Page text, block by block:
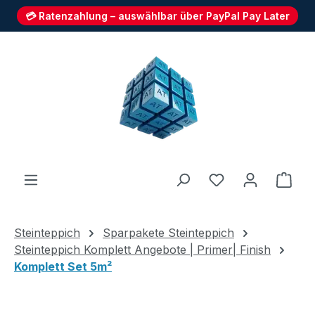
💳 Ratenzahlung – auswählbar über PayPal Pay Later
Du hast 0
Steinteppich
Sparpakete Steinteppich
Steinteppich Komplett Angebote | Primer| Finish
Komplett Set 5m²